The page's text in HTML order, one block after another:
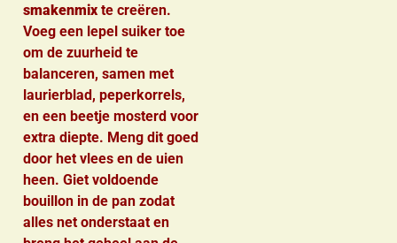
smakenmix te creëren.
Voeg een lepel suiker toe
om de zuurheid te
balanceren, samen met
laurierblad, peperkorrels,
en een beetje mosterd voor
extra diepte. Meng dit goed
door het vlees en de uien
heen. Giet voldoende
bouillon in de pan zodat
alles net onderstaat en